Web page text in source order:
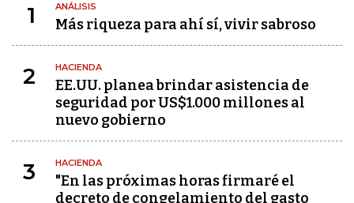
1 ANÁLISIS
Más riqueza para ahí sí, vivir sabroso
2 HACIENDA
EE.UU. planea brindar asistencia de
seguridad por US$1.000 millones al
nuevo gobierno
3 HACIENDA
"En las próximas horas firmaré el
decreto de congelamiento del gasto